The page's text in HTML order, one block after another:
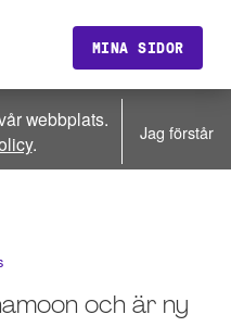
MINA SIDOR
webbplats.
. Jag förstår
och är ny